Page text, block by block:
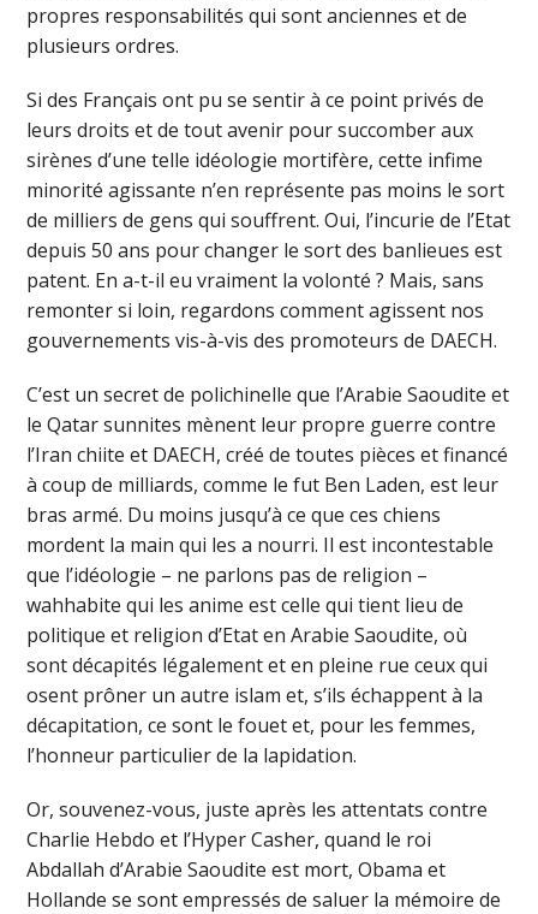
propres responsabilités qui sont anciennes et de
plusieurs ordres.
Si des Français ont pu se sentir à ce point privés de
leurs droits et de tout avenir pour succomber aux
sirènes d’une telle idéologie mortifère, cette infime
minorité agissante n’en représente pas moins le sort
de milliers de gens qui souffrent. Oui, l’incurie de l’Etat
depuis 50 ans pour changer le sort des banlieues est
patent. En a-t-il eu vraiment la volonté ? Mais, sans
remonter si loin, regardons comment agissent nos
gouvernements vis-à-vis des promoteurs de DAECH.
C’est un secret de polichinelle que l’Arabie Saoudite et
le Qatar sunnites mènent leur propre guerre contre
l’Iran chiite et DAECH, créé de toutes pièces et financé
à coup de milliards, comme le fut Ben Laden, est leur
bras armé. Du moins jusqu’à ce que ces chiens
mordent la main qui les a nourri. Il est incontestable
que l’idéologie – ne parlons pas de religion –
wahhabite qui les anime est celle qui tient lieu de
politique et religion d’Etat en Arabie Saoudite, où
sont décapités légalement et en pleine rue ceux qui
osent prôner un autre islam et, s’ils échappent à la
décapitation, ce sont le fouet et, pour les femmes,
l’honneur particulier de la lapidation.
Or, souvenez-vous, juste après les attentats contre
Charlie Hebdo et l’Hyper Casher, quand le roi
Abdallah d’Arabie Saoudite est mort, Obama et
Hollande se sont empressés de saluer la mémoire de